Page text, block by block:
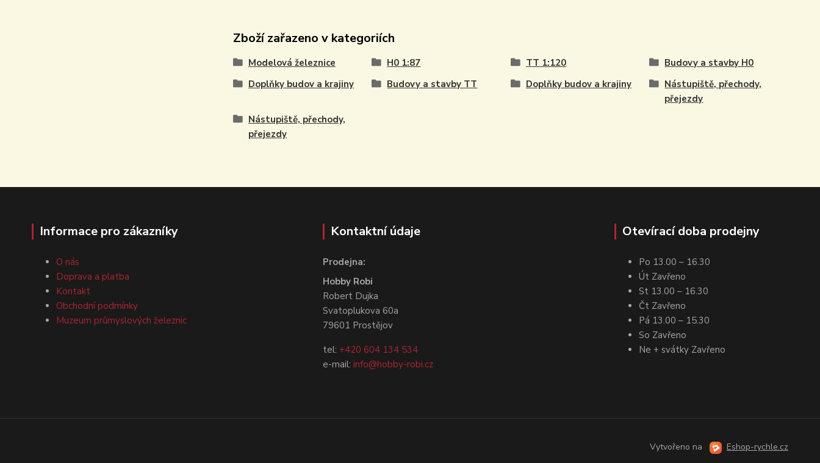
Zboží zařazeno v kategoriích
Modelová železnice H0 1:87 TT 1:120
Budovy a stavby H0
Doplňky budov a krajiny
Budovy a stavby TT Doplňky budov a krajiny
Nástupiště, přechody,
přejezdy
Nástupiště, přechody,
přejezdy
Informace pro zákazníky
O nás
Doprava a platba
Kontakt
Obchodní podmínky
Muzeum průmyslových železnic
Kontaktní údaje
Prodejna:
Hobby Robi
Robert Dujka
Svatoplukova 60a
79601 Prostějov
tel: +420 604 134 534
e-mail:info@hobby-robi.cz
Otevírací doba prodejny
Po 13.00 – 16.30
Út Zavřeno
St 13.00 – 16.30
Čt Zavřeno
Pá 13.00 – 15.30
So Zavřeno
Ne + svátky Zavřeno
Vytvořeno na Eshop-rychle.cz